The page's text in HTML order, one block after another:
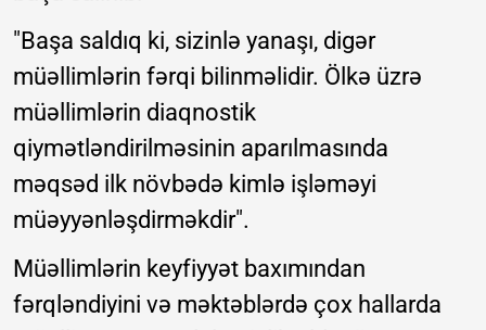
"Başa saldıq ki, sizinlə yanaşı, digər
müəllimlərin fərqi bilinməlidir. Ölkə üzrə
müəllimlərin diaqnostik
qiymətləndirilməsinin aparılmasında
məqsəd ilk növbədə kimlə işləməyi
müəyyənləşdirməkdir".
Müəllimlərin keyfiyyət baxımından
fərqləndiyini və məktəblərdə çox hallarda